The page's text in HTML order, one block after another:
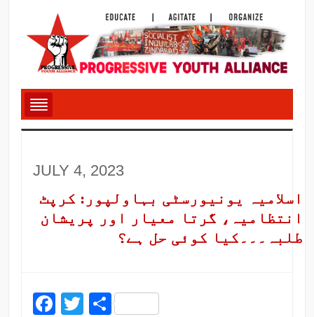
JULY 4, 2023
اسلامیہ یونیورسٹی بہاولپور: کرپٹ
انتظامیہ، گرتا معیار اور پریشان
طلبہ۔۔۔کیا کوئی حل ہے؟
Facebook
Twitter
Share